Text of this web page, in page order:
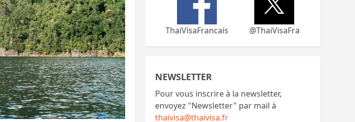
ThaiVisaFrancais @ThaiVisaFra
NEWSLETTER
Pour vous inscrire à la newsletter,
envoyez "Newsletter" par mail à
thaivisa@thaivisa.fr